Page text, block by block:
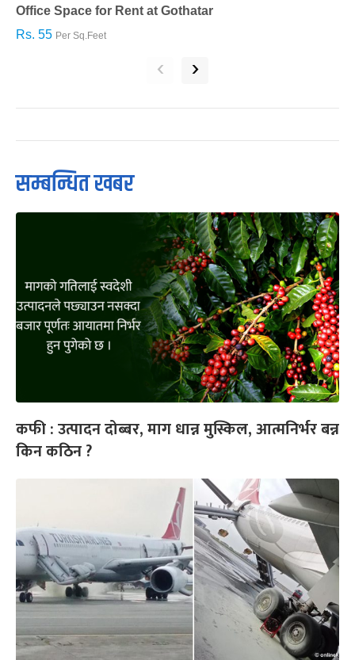
Office Space for Rent at Gothatar
Rs. 55 Per Sq.Feet
‹ ›
सम्बन्धित खबर
कफी : उत्पादन दोब्बर, माग धान्न मुस्किल, आत्मनिर्भर बन्न
किन कठिन ?